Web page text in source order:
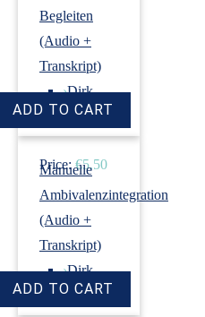
Begleiten
(Audio +
Transkript)
›Dirk
Revenstorf
Price: €5.50
Manuelle
Ambivalenzintegration
(Audio +
Transkript)
›Dirk
Revenstorf